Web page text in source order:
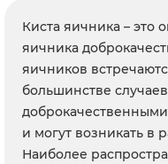
Киста яичника – это
яичника
яичников
большинстве
и могут возникать в
Наиболее